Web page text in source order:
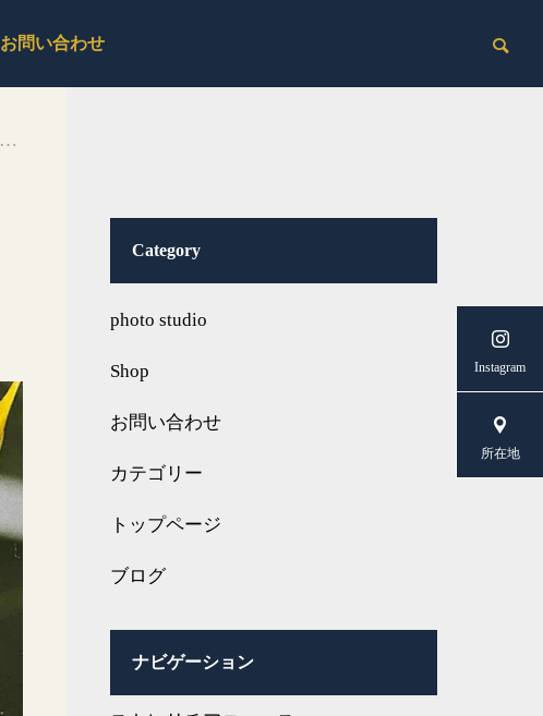
お問い合わせ
Category
photo studio
Shop
お問い合わせ
カテゴリー
トップページ
ブログ
ナビゲーション
Instagram
所在地